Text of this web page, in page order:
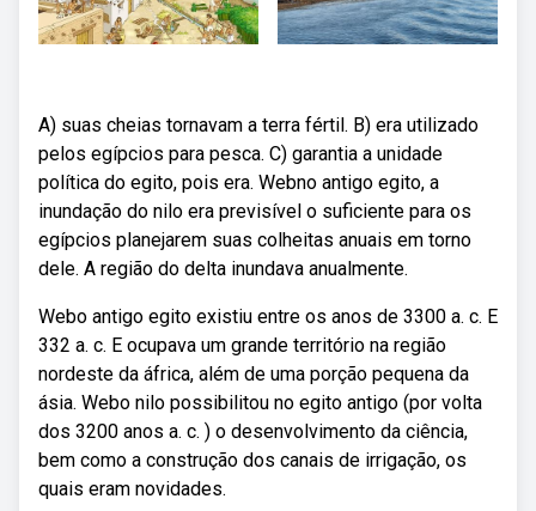
A) suas cheias tornavam a terra fértil. B) era utilizado
pelos egípcios para pesca. C) garantia a unidade
política do egito, pois era. Webno antigo egito, a
inundação do nilo era previsível o suficiente para os
egípcios planejarem suas colheitas anuais em torno
dele. A região do delta inundava anualmente.
Webo antigo egito existiu entre os anos de 3300 a. c. E
332 a. c. E ocupava um grande território na região
nordeste da áfrica, além de uma porção pequena da
ásia. Webo nilo possibilitou no egito antigo (por volta
dos 3200 anos a. c. ) o desenvolvimento da ciência,
bem como a construção dos canais de irrigação, os
quais eram novidades.